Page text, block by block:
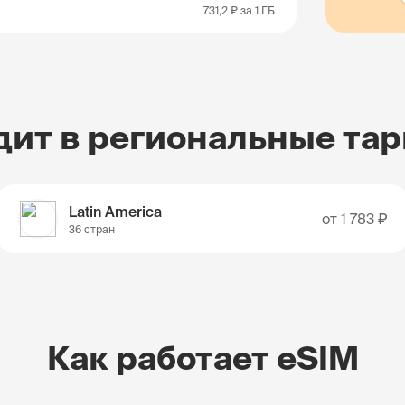
731,2 ₽ за 1 ГБ
в региональные
Latin America
36 стран
от 1 783 ₽
Как работает eSIM